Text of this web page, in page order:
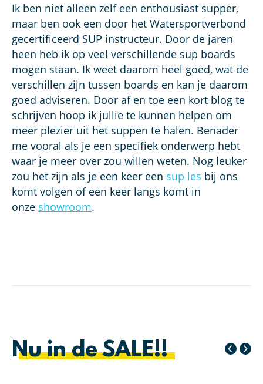
Ik ben niet alleen zelf een enthousiast supper,
maar ben ook een door het Watersportverbond
gecertificeerd SUP instructeur. Door de jaren
heen heb ik op veel verschillende sup boards
mogen staan. Ik weet daarom heel goed, wat de
verschillen zijn tussen boards en kan je daarom
goed adviseren. Door af en toe een kort blog te
schrijven hoop ik jullie te kunnen helpen om
meer plezier uit het suppen te halen. Benader
me vooral als je een specifiek onderwerp hebt
waar je meer over zou willen weten. Nog leuker
zou het zijn als je een keer een sup les bij ons
komt volgen of een keer langs komt in
onze showroom.
Nu in de SALE!!